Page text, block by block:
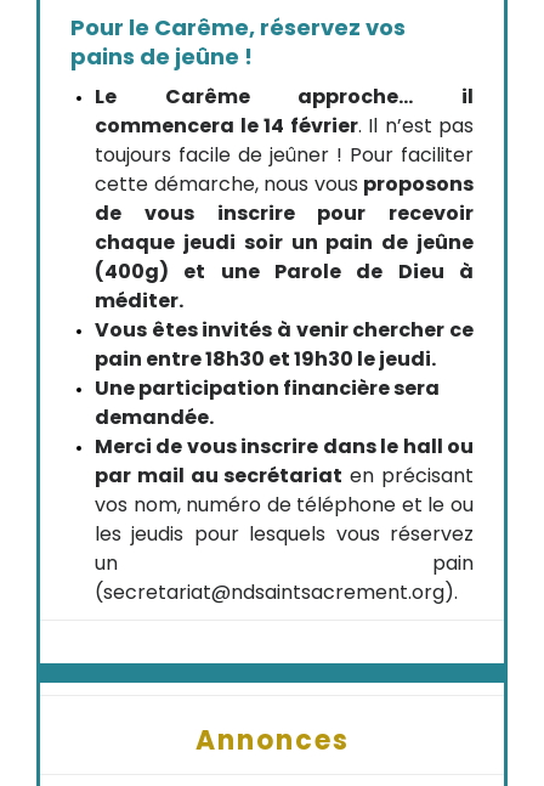
Pour le Carême, réservez vos
pains de jeûne !
Le Carême approche… il
commencera le 14 février. Il n’est pas
toujours facile de jeûner ! Pour faciliter
cette démarche, nous vous proposons
de vous inscrire pour recevoir
chaque jeudi soir un pain de jeûne
(400g) et une Parole de Dieu à
méditer.
Vous êtes invités à venir chercher ce
pain entre 18h30 et 19h30 le jeudi.
Une participation financière sera
demandée.
Merci de vous inscrire dans le hall ou
par mail au secrétariat en précisant
vos nom, numéro de téléphone et le ou
les jeudis pour lesquels vous réservez
un pain
(secretariat@ndsaintsacrement.org).
Annonces